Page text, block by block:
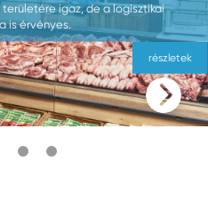
igaz, de a logisztikai
is érvényes.
részletek